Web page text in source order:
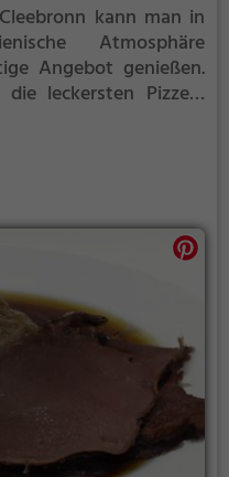
kann man in
Atmosphäre
Angebot genießen.
leckersten Pizzen,
bietet zudem
Optionen für jeden
lassen. Das
ein kulinarisches
Blick auf den
und gutes Essen liebt,